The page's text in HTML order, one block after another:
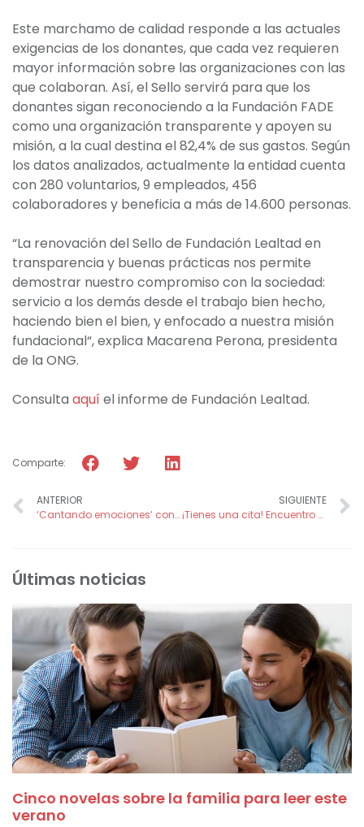
Este marchamo de calidad responde a las actuales
exigencias de los donantes, que cada vez requieren
mayor información sobre las organizaciones con las
que colaboran. Así, el Sello servirá para que los
donantes sigan reconociendo a la Fundación FADE
como una organización transparente y apoyen su
misión, a la cual destina el 82,4% de sus gastos. Según
los datos analizados, actualmente la entidad cuenta
con 280 voluntarios, 9 empleados, 456
colaboradores y beneficia a más de 14.600 personas.
“La renovación del Sello de Fundación Lealtad en
transparencia y buenas prácticas nos permite
demostrar nuestro compromiso con la sociedad:
servicio a los demás desde el trabajo bien hecho,
haciendo bien el bien, y enfocado a nuestra misión
fundacional“, explica Macarena Perona, presidenta
de la ONG.
Consulta aquí el informe de Fundación Lealtad.
Comparte:
ANTERIOR
‘Cantando emociones’ contra la soledad de nuestros mayores
SIGUIENTE
¡Tienes una cita! Encuentro de Voluntarios y Amigos de FADE
Últimas noticias
Cinco novelas sobre la familia para leer este
verano